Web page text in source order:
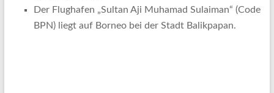
Der Flughafen „Sultan Aji Muhamad Sulaiman“ (Code
BPN) liegt auf Borneo bei der Stadt Balikpapan.